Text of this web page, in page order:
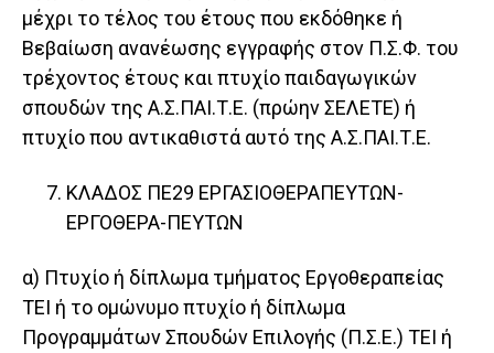
μέχρι το τέλος του έτους που εκδόθηκε ή
Βεβαίωση ανανέωσης εγγραφής στον Π.Σ.Φ. του
τρέχοντος έτους και πτυχίο παιδαγωγικών
σπουδών της Α.Σ.ΠΑΙ.Τ.Ε. (πρώην ΣΕΛΕΤΕ) ή
πτυχίο που αντικαθιστά αυτό της Α.Σ.ΠΑΙ.Τ.Ε.
ΚΛΑΔΟΣ ΠΕ29 ΕΡΓΑΣΙΟΘΕΡΑΠΕΥΤΩΝ-
ΕΡΓΟΘΕΡΑ-ΠΕΥΤΩΝ
α) Πτυχίο ή δίπλωμα τμήματος Εργοθεραπείας
ΤΕΙ ή το ομώνυμο πτυχίο ή δίπλωμα
Προγραμμάτων Σπουδών Επιλογής (Π.Σ.Ε.) ΤΕΙ ή